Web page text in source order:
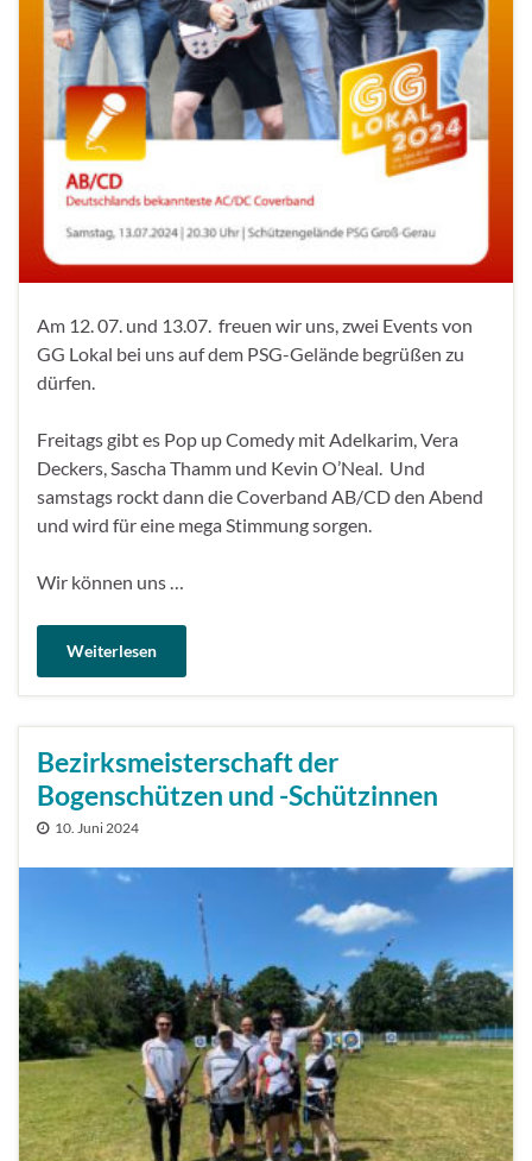
Am 12. 07. und 13.07. freuen wir uns, zwei Events von
GG Lokal bei uns auf dem PSG-Gelände begrüßen zu
dürfen.
Freitags gibt es Pop up Comedy mit Adelkarim, Vera
Deckers, Sascha Thamm und Kevin O’Neal. Und
samstags rockt dann die Coverband AB/CD den Abend
und wird für eine mega Stimmung sorgen.
Wir können uns …
Weiterlesen
Bezirksmeisterschaft der
Bogenschützen und -Schützinnen
10. Juni 2024